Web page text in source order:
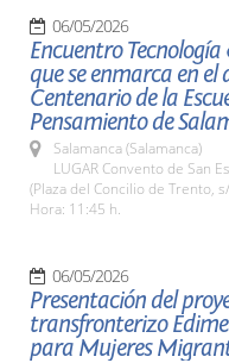
06/05/2026
Encuentro
que se enmarca en el
Centenario de la
Pensamiento de
Salamanca (Salamanca)
LUGAR Convento de San
(Plaza del Concilio de Trento,
Hora: 11:45 h.
06/05/2026
Presentación del
transfronterizo
para Mujeres